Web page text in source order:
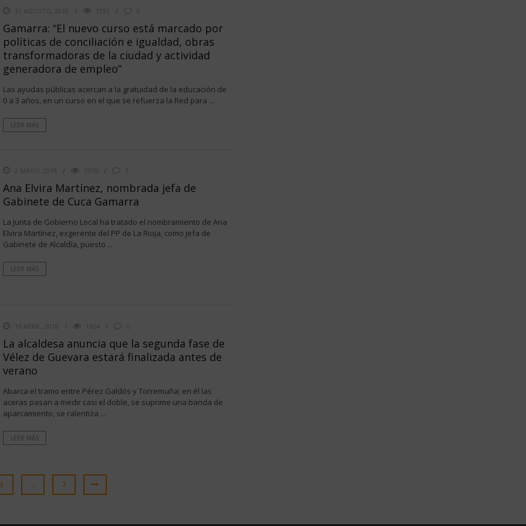
31 AGOSTO, 2018 1351
Gamarra: “El nuevo curso está marcado por
políticas de conciliación e igualdad, obras
transformadoras de la ciudad y actividad
generadora de empleo”
Las ayudas públicas acercan a la gratuidad de la educación de
0 a 3 años, en un curso en el que se refuerza la Red para ...
LEER MÁS
2 MAYO, 2018 1955 1
Ana Elvira Martínez, nombrada jefa de
Gabinete de Cuca Gamarra
La Junta de Gobierno Local ha tratado el nombramiento de Ana
Elvira Martínez, exgerente del PP de La Rioja, como jefa de
Gabinete de Alcaldía, puesto ...
LEER MÁS
16 ABRIL, 2018 1624
La alcaldesa anuncia que la segunda fase de
Vélez de Guevara estará finalizada antes de
verano
Abarca el tramo entre Pérez Galdós y Torremuña; en él las
aceras pasan a medir casi el doble, se suprime una banda de
aparcamiento, se ralentiza ...
LEER MÁS
3 … 7